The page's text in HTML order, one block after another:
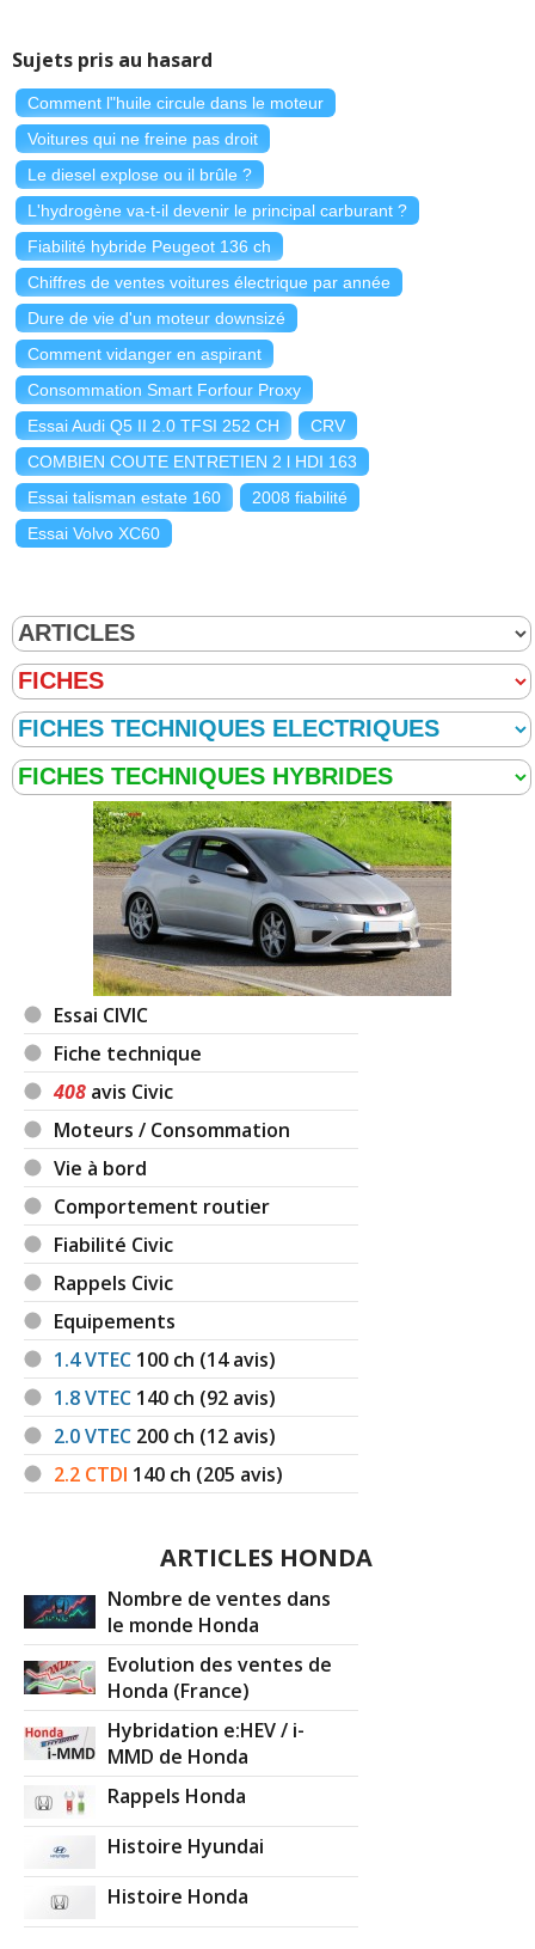
Sujets pris au hasard
Comment l"huile circule dans le moteur
Voitures qui ne freine pas droit
Le diesel explose ou il brûle ?
L'hydrogène va-t-il devenir le principal carburant ?
Fiabilité hybride Peugeot 136 ch
Chiffres de ventes voitures électrique par année
Dure de vie d'un moteur downsizé
Comment vidanger en aspirant
Consommation Smart Forfour Proxy
Essai Audi Q5 II 2.0 TFSI 252 CH
CRV
COMBIEN COUTE ENTRETIEN 2 l HDI 163
Essai talisman estate 160
2008 fiabilité
Essai Volvo XC60
Essai CIVIC
Fiche technique
408 avis Civic
Moteurs / Consommation
Vie à bord
Comportement routier
Fiabilité Civic
Rappels Civic
Equipements
1.4 VTEC 100 ch (14 avis)
1.8 VTEC 140 ch (92 avis)
2.0 VTEC 200 ch (12 avis)
2.2 CTDI 140 ch (205 avis)
ARTICLES HONDA
Nombre de ventes dans
le monde Honda
Evolution des ventes de
Honda (France)
Hybridation e:HEV / i-
MMD de Honda
Rappels Honda
Histoire Hyundai
Histoire Honda